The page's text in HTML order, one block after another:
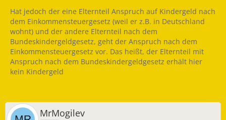
Hat jedoch der eine Elternteil Anspruch auf Kindergeld nach
dem Einkommensteuergesetz (weil er z.B. in Deutschland
wohnt) und der andere Elternteil nach dem
Bundeskindergeldgesetz, geht der Anspruch nach dem
Einkommensteuergesetz vor. Das heißt, der Elternteil mit
Anspruch nach dem Bundeskindergeldgesetz erhält hier
kein Kindergeld
MrMogilev